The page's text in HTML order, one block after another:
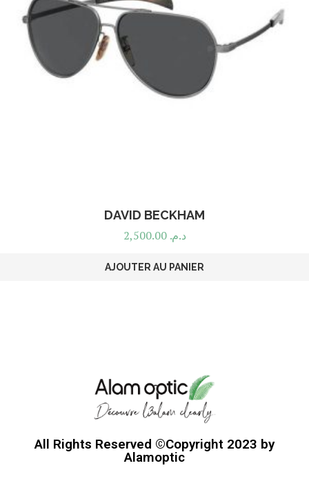
DAVID BECKHAM
د.م. 2,500.00
AJOUTER AU PANIER
All Rights Reserved ©Copyright 2023 by
Alamoptic